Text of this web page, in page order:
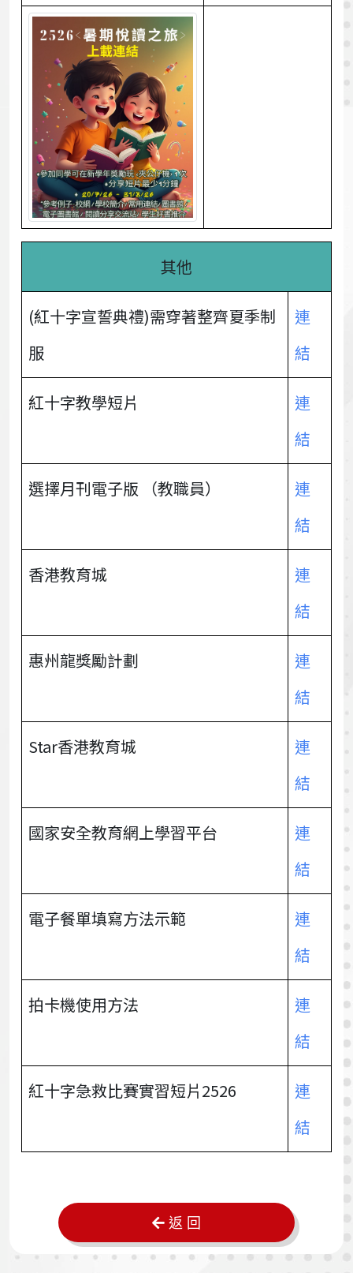
其他
(紅十字宣誓典禮)需穿著整齊夏季制
服
連
結
紅十字教學短片
連
結
選擇月刊電子版 （教職員）
連
結
香港教育城
連
結
惠州龍獎勵計劃
連
結
Star香港教育城
連
結
國家安全教育網上學習平台
連
結
電子餐單填寫方法示範
連
結
拍卡機使用方法
連
結
紅十字急救比賽實習短片2526
連
結
返 回